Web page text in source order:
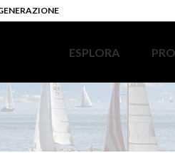
ESPLORA